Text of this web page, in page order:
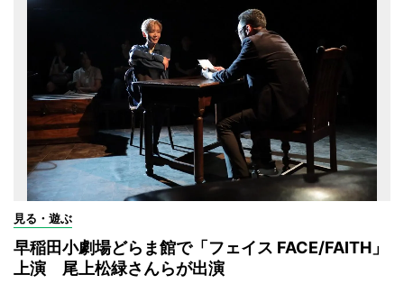
見る・遊ぶ
早稲田小劇場どらま館で「フェイス FACE/FAITH」
上演 尾上松緑さんらが出演